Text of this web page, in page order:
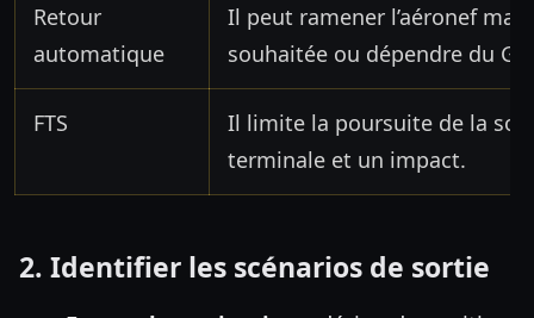
Retour
automatique
Il peut ramener l’aéronef
souhaitée ou dépendre du
FTS
Il limite la poursuite de la
terminale et un impact.
2. Identifier les scénarios de sortie